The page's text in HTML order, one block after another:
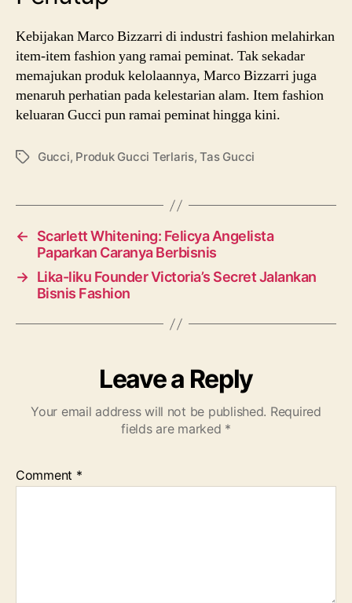
Kebijakan Marco Bizzarri di industri fashion melahirkan
item-item fashion yang ramai peminat. Tak sekadar
memajukan produk kelolaannya, Marco Bizzarri juga
menaruh perhatian pada kelestarian alam. Item fashion
keluaran Gucci pun ramai peminat hingga kini.
TagsGucci, Produk Gucci Terlaris,Tas Gucci
←
Scarlett Whitening: Felicya Angelista
Paparkan Caranya Berbisnis
→ Lika-liku Founder Victoria’s Secret Jalankan
Bisnis Fashion
Leave a Reply
Your email address will not be published. Required
fields are marked *
Comment *